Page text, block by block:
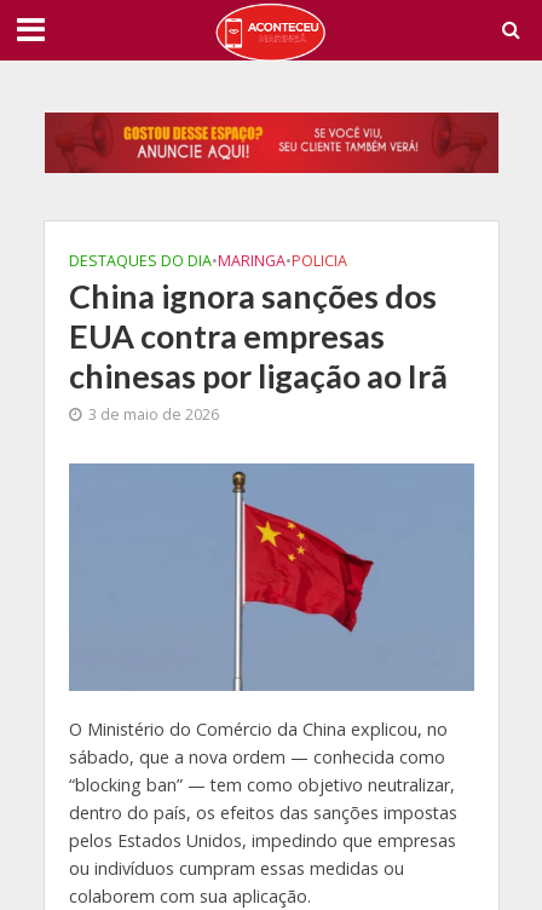
DESTAQUES DO DIA•MARINGA•POLICIA
China ignora sanções dos
EUA contra empresas
chinesas por ligação ao Irã
3 de maio de 2026
O Ministério do Comércio da China explicou, no
sábado, que a nova ordem — conhecida como
“blocking ban” — tem como objetivo neutralizar,
dentro do país, os efeitos das sanções impostas
pelos Estados Unidos, impedindo que empresas
ou indivíduos cumpram essas medidas ou
colaborem com sua aplicação.